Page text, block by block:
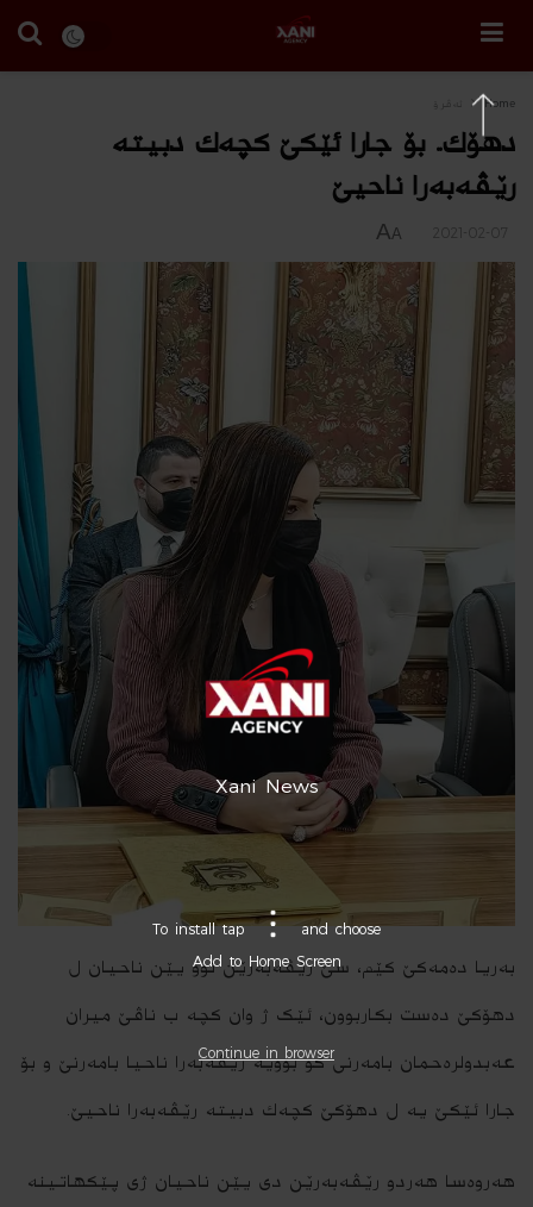
Home
دهۆك.. بۆ جارا ئێكێ كچه‌ك دبیته‌
رێڤه‌به‌را ناحیێ
A
A
بەریا دەمەکێ کێم، سێ رێڤەبەرێن نوو یێن ناحیان ل
دھۆکێ دەست بکاربوون، ئێک ژ وان کچە ب ناڤێ میران
عەبدولرەحمان بامەرنی کو بوویە رێڤەبەرا ناحیا بامەرنێ و بۆ
جارا ئێكێ یه‌ ل دهۆكێ كچه‌ك دبیته‌ رێڤه‌به‌را ناحیێ.
ھەروەسا ھەردو رێڤەبەرێن دی یێن ناحیان ژی پێکھاتینە
Xani News
To install tap
and choose
Add to Home Screen
Continue in browser